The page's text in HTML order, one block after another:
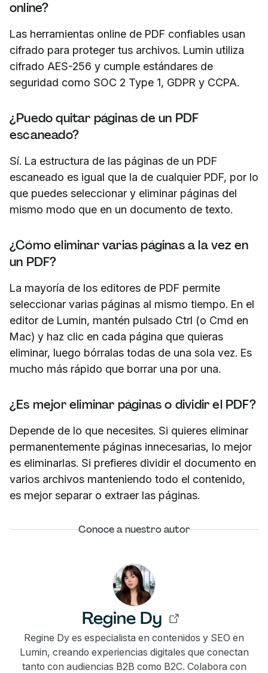
online?
Las herramientas online de PDF confiables usan
cifrado para proteger tus archivos. Lumin utiliza
cifrado AES-256 y cumple estándares de
seguridad como SOC 2 Type 1, GDPR y CCPA.
¿Puedo quitar páginas de un PDF
escaneado?
Sí. La estructura de las páginas de un PDF
escaneado es igual que la de cualquier PDF, por lo
que puedes seleccionar y eliminar páginas del
mismo modo que en un documento de texto.
¿Cómo eliminar varias páginas a la vez en
un PDF?
La mayoría de los editores de PDF permite
seleccionar varias páginas al mismo tiempo. En el
editor de Lumin, mantén pulsado Ctrl (o Cmd en
Mac) y haz clic en cada página que quieras
eliminar, luego bórralas todas de una sola vez. Es
mucho más rápido que borrar una por una.
¿Es mejor eliminar páginas o dividir el PDF?
Depende de lo que necesites. Si quieres eliminar
permanentemente páginas innecesarias, lo mejor
es eliminarlas. Si prefieres dividir el documento en
varios archivos manteniendo todo el contenido,
es mejor separar o extraer las páginas.
Conoce a nuestro autor
Regine Dy
Regine Dy es especialista en contenidos y SEO en
Lumin, creando experiencias digitales que conectan
tanto con audiencias B2B como B2C. Colabora con